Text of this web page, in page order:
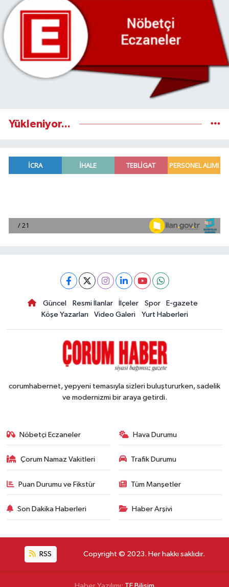
Yükleniyor...
Güncel Resmi İlanlar İlçeler Spor
E-gazete
Köşe Yazarları
Video Galeri Yurt Haberleri
corumhabernet, yepyeni temasıyla sizleri buluştururken, sadelik
ve modernizmi bir araya getirdi.
Nöbetçi Eczaneler Hava Durumu
Çorum Namaz Vakitleri Trafik Durumu
Puan Durumu ve Fikstür Tüm Manşetler
Son Dakika Haberleri Haber Arşivi
RSS Copyright © 2023. Her hakkı saklıdır.